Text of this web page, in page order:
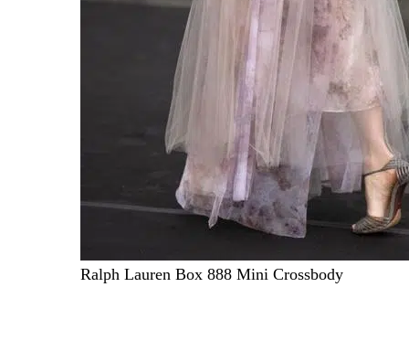
Ralph Lauren Box 888 Mini Crossbody